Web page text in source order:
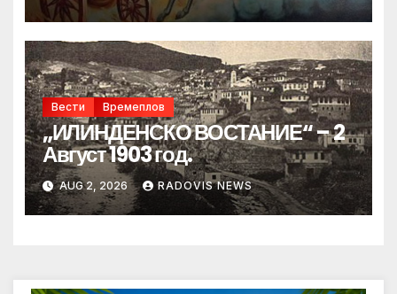
Вести Времеплов
„ИЛИНДЕНСКО ВОСТАНИЕ“ – 2
Август 1903 год.
AUG 2, 2026 RADOVIS NEWS